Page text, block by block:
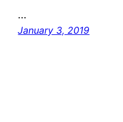
…
January 3, 2019